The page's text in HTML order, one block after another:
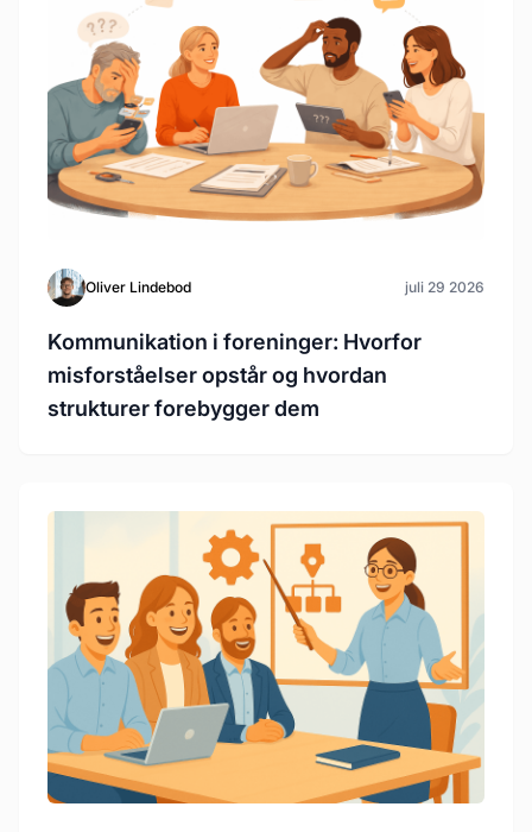
Oliver Lindebod juli 29 2026
Kommunikation i foreninger: Hvorfor
misforståelser opstår og hvordan
strukturer forebygger dem